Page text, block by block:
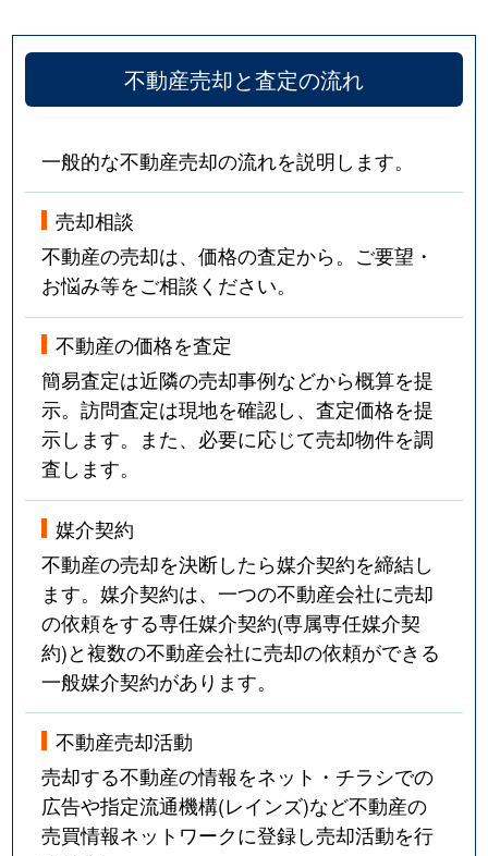
不動産売却と査定の流れ
一般的な不動産売却の流れを説明します。
売却相談
不動産の売却は、価格の査定から。ご要望・
お悩み等をご相談ください。
不動産の価格を査定
簡易査定は近隣の売却事例などから概算を提
示。訪問査定は現地を確認し、査定価格を提
示します。また、必要に応じて売却物件を調
査します。
媒介契約
不動産の売却を決断したら媒介契約を締結し
ます。媒介契約は、一つの不動産会社に売却
の依頼をする専任媒介契約(専属専任媒介契
約)と複数の不動産会社に売却の依頼ができる
一般媒介契約があります。
不動産売却活動
売却する不動産の情報をネット・チラシでの
広告や指定流通機構(レインズ)など不動産の
売買情報ネットワークに登録し売却活動を行